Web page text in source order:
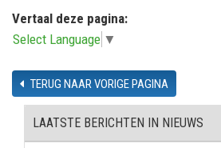
Vertaal deze pagina:
Select Language ▼
TERUG NAAR VORIGE PAGINA
LAATSTE BERICHTEN IN NIEUWS